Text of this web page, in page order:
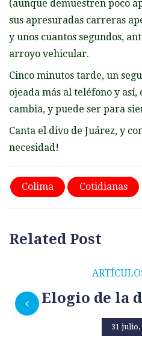
(aunque demuestren poco
sus apresuradas carreras
y unos cuantos segundos,
arroyo vehicular.
Cinco minutos tarde, un
ojeada más al teléfono y
cambia, y puede ser para
Canta el divo de Juárez, y
necesidad!
Colima Cotidianas
Related Post
Elogio de la
31 julio,